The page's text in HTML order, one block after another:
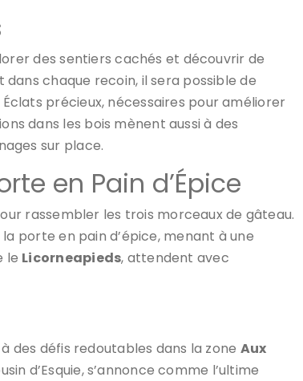
des sentiers cachés et découvrir de
chaque recoin, il sera possible de
précieux, nécessaires pour améliorer
dans les bois mènent aussi à des
sur place.
en Pain d’Épice
rassembler les trois morceaux de gâteau.
porte en pain d’épice, menant à une
le Licorneapieds, attendent avec
des défis redoutables dans la zone Aux
d’Esquie, s’annonce comme l’ultime